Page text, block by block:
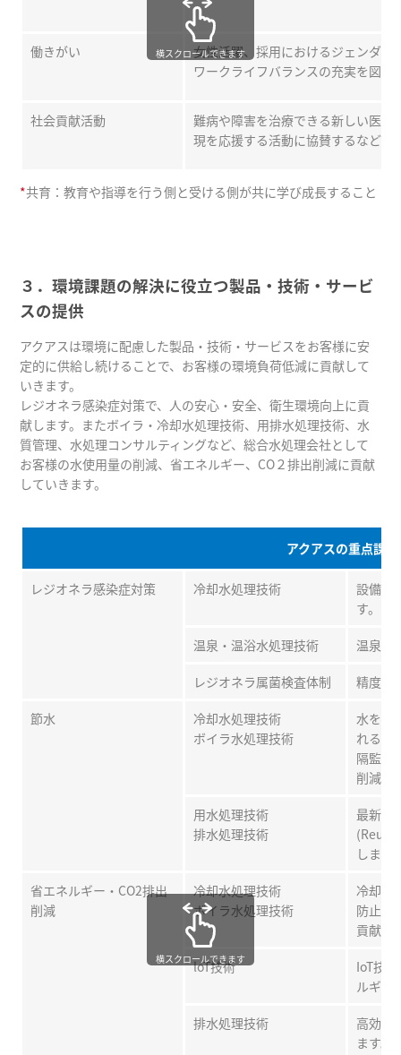
働きがい
女性活躍、採用におけるジェンダ
ワークライフバランスの充実を図り
社会貢献活動
難病や障害を治療できる新しい医
現を応援する活動に協賛するなど社
横スクロールできます
*共育：教育や指導を行う側と受ける側が共に学び成長すること
３．環境課題の解決に役立つ製品・技術・サービ
スの提供
アクアスは環境に配慮した製品・技術・サービスをお客様に安
定的に供給し続けることで、お客様の環境負荷低減に貢献して
いきます。
レジオネラ感染症対策で、人の安心・安全、衛生環境向上に貢
献します。またボイラ・冷却水処理技術、用排水処理技術、水
質管理、水処理コンサルティングなど、総合水処理会社として
お客様の水使用量の削減、省エネルギー、CO２排出削減に貢献
していきます。
アクアスの重点課
レジオネラ感染症対策 冷却水処理技術
設備で
す。
温泉・温浴水処理技術 温泉・
レジオネラ属菌検査体制 精度の
節水
冷却水処理技術
ボイラ水処理技術
水を使
れるボ
隔監視
削減に
用水処理技術
排水処理技術
最新の
します
省エネルギー・CO2排出
削減
冷却水処理技術
ボイラ水処理技術
冷却水
防止、
貢献し
loT技術
IoT技
ルギー
排水処理技術
高効率
ます。
横スクロールできます